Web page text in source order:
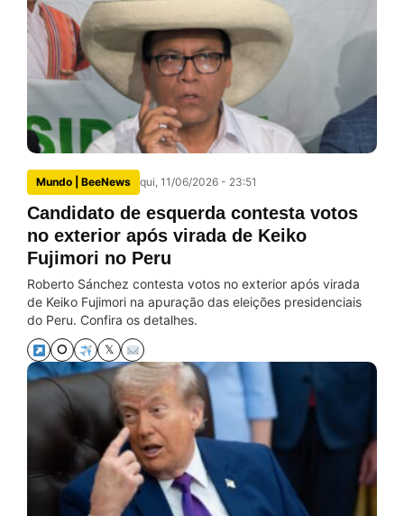
Mundo | BeeNews qui, 11/06/2026 - 23:51
Candidato de esquerda contesta votos
no exterior após virada de Keiko
Fujimori no Peru
Roberto Sánchez contesta votos no exterior após virada
de Keiko Fujimori na apuração das eleições presidenciais
do Peru. Confira os detalhes.
⭘ 𝕏